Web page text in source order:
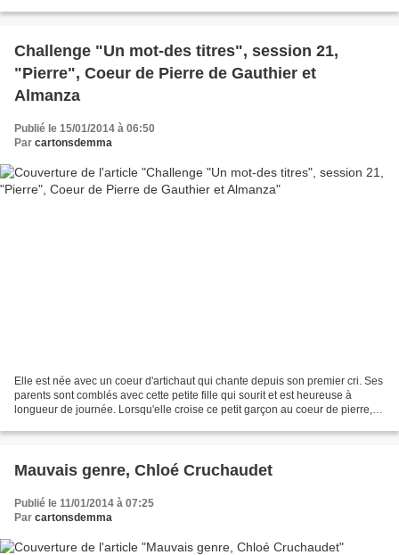
Challenge "Un mot-des titres", session 21,
"Pierre", Coeur de Pierre de Gauthier et
Almanza
Publié le 15/01/2014 à 06:50
Par cartonsdemma
Elle est née avec un coeur d'artichaut qui chante depuis son premier cri. Ses
parents sont comblés avec cette petite fille qui sourit et est heureuse à
longueur de journée. Lorsqu'elle croise ce petit garçon au coeur de pierre,
Mauvais genre, Chloé Cruchaudet
Publié le 11/01/2014 à 07:25
Par cartonsdemma